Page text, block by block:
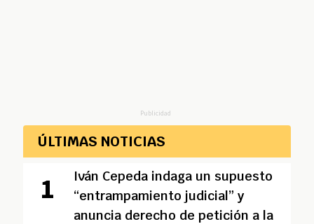
Publicidad
ÚLTIMAS NOTICIAS
Iván Cepeda indaga un supuesto
“entrampamiento judicial” y
anuncia derecho de petición a la